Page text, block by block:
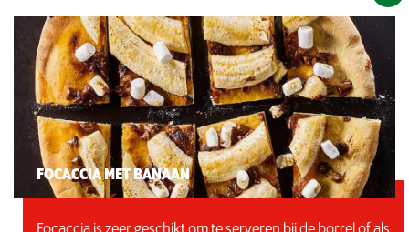
FOCACCIA MET BANAAN